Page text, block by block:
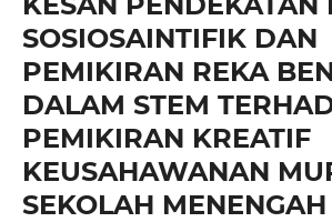
SOSIOSAINTIFIK DAN
PEMIKIRAN REKA
DALAM STEM
PEMIKIRAN KREATIF
KEUSAHAWANAN
SEKOLAH MENENGAH